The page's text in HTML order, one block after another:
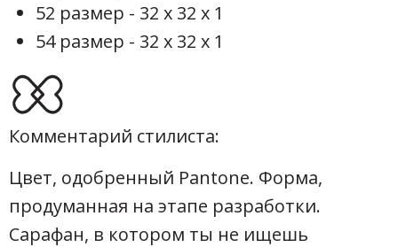
52 размер - 32 х 32 х 1
54 размер - 32 х 32 х 1
Комментарий стилиста:
Цвет, одобренный Pantone. Форма,
продуманная на этапе разработки.
Сарафан, в котором ты не ищешь